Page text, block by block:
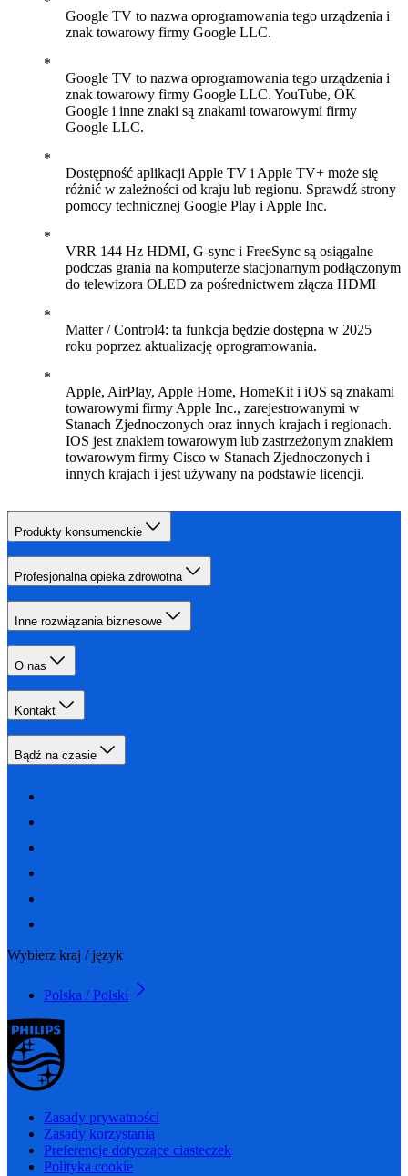
Google TV to nazwa oprogramowania tego urządzenia i
znak towarowy firmy Google LLC.
Google TV to nazwa oprogramowania tego urządzenia i
znak towarowy firmy Google LLC. YouTube, OK
Google i inne znaki są znakami towarowymi firmy
Google LLC.
Dostępność aplikacji Apple TV i Apple TV+ może się
różnić w zależności od kraju lub regionu. Sprawdź strony
pomocy technicznej Google Play i Apple Inc.
VRR 144 Hz HDMI, G-sync i FreeSync są osiągalne
podczas grania na komputerze stacjonarnym podłączonym
do telewizora OLED za pośrednictwem złącza HDMI
Matter / Control4: ta funkcja będzie dostępna w 2025
roku poprzez aktualizację oprogramowania.
Apple, AirPlay, Apple Home, HomeKit i iOS są znakami
towarowymi firmy Apple Inc., zarejestrowanymi w
Stanach Zjednoczonych oraz innych krajach i regionach.
IOS jest znakiem towarowym lub zastrzeżonym znakiem
towarowym firmy Cisco w Stanach Zjednoczonych i
innych krajach i jest używany na podstawie licencji.
Produkty konsumenckie
Profesjonalna opieka zdrowotna
Inne rozwiązania biznesowe
O nas
Kontakt
Bądź na czasie
Wybierz kraj / język
Polska / Polski
Zasady prywatności
Zasady korzystania
Preferencje dotyczące ciasteczek
Polityka cookie